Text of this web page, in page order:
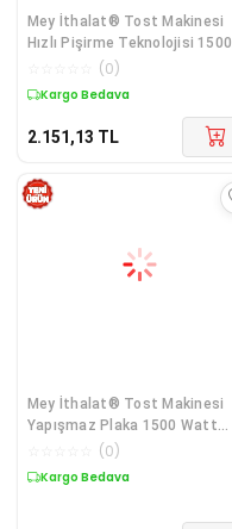
Mey İthalat® Tost Makinesi
Hızlı Pişirme Teknolojisi 1500
(0)
Kargo Bedava
2.151,13 TL
Mey İthalat® Tost Makinesi
Yapışmaz Plaka 1500 Watt
Güçlü Perform
(0)
Kargo Bedava